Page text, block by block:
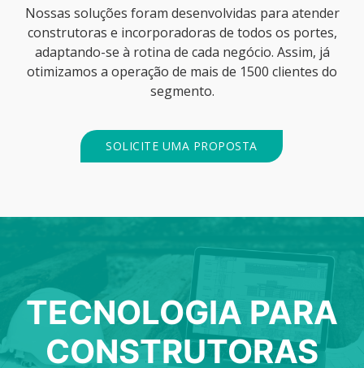
Nossas soluções foram desenvolvidas para atender
construtoras e incorporadoras de todos os portes,
adaptando-se à rotina de cada negócio. Assim, já
otimizamos a operação de mais de 1500 clientes do
segmento.
SOLICITE UMA PROPOSTA
TECNOLOGIA PARA
CONSTRUTORAS